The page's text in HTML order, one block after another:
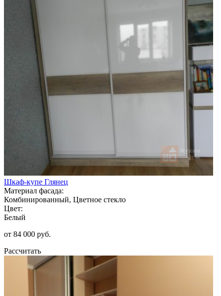
Шкаф-купе Глянец
Материал фасада:
Комбинированный, Цветное стекло
Цвет:
Белый
от 84 000 руб.
Рассчитать